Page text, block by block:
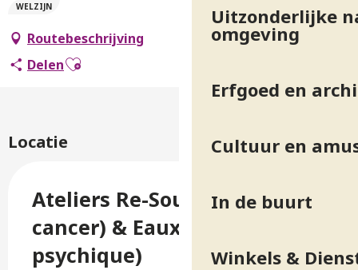
Uitzonderlijke
omgeving
Erfgoed en
Cultuur en
In de buurt
Winkels &
WELZIJN
Routebeschrijving
DelenAjouter aux favoris
Locatie
Ateliers Re-Source (post-
cancer) & EauxyZen (fatigue,
psychique)